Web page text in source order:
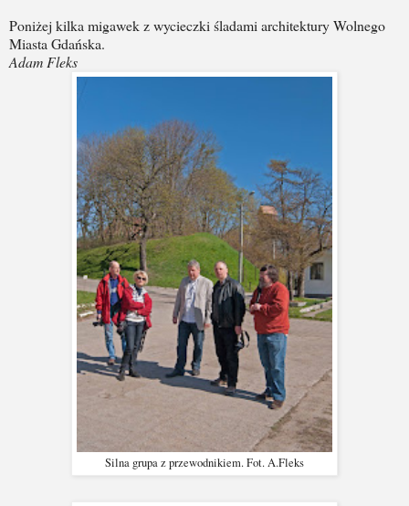
Poniżej kilka migawek z wycieczki śladami architektury Wolnego
Miasta Gdańska.
Adam Fleks
Silna grupa z przewodnikiem. Fot. A.Fleks